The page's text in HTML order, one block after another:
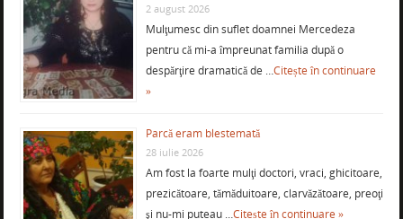
2 august 2026
Mulţumesc din suflet doamnei Mercedeza
pentru că mi-a împreunat familia după o
despărţire dramatică de …Citește în continuare
»
Parcă eram blestemată
28 iulie 2026
Am fost la foarte mulţi doctori, vraci, ghicitoare,
prezicătoare, tămăduitoare, clarvăzătoare, preoţi
şi nu-mi puteau …Citește în continuare »